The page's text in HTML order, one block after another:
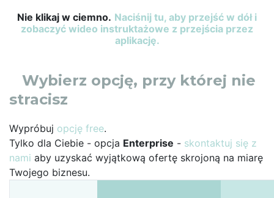
Nie klikaj w ciemno. Naciśnij tu, aby przejść w dół i
zobaczyć wideo instruktażowe z przejścia przez
aplikację.
Wybierz opcję, przy której nie
stracisz
Wypróbuj opcję free.
Tylko dla Ciebie - opcja Enterprise - skontaktuj się z
nami aby uzyskać wyjątkową ofertę skrojoną na miarę
Twojego biznesu.